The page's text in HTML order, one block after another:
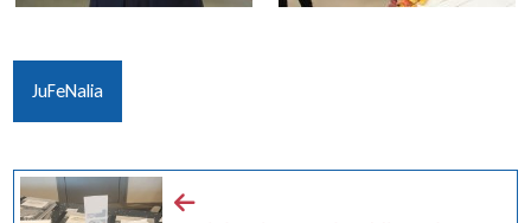
JuFeNalia